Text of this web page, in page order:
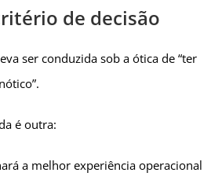
de decisão
ser conduzida sob a ótica de “ter
é outra:
a melhor experiência operacional